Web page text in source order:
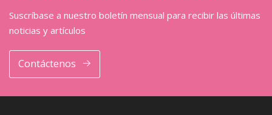
Suscríbase a nuestro boletín mensual para recibir las últimas
noticias y artículos
Contáctenos